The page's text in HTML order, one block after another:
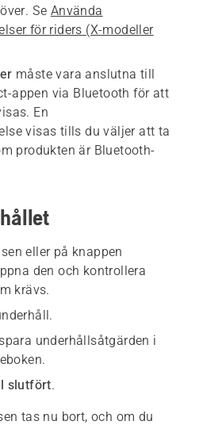
Se Använda
för riders (X-modeller
måste vara anslutna till
appen via Bluetooth för att
En
visas tills du väljer att ta
produkten är Bluetooth-
eller på knappen
den och kontrollera
krävs.
underhållsåtgärden i
slutfört.
tas nu bort, och om du